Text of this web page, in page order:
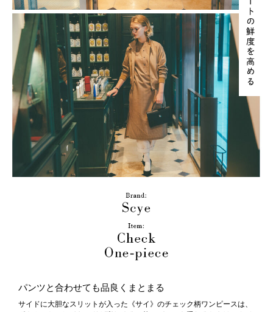
パンツと合わせても品良くまとまる
サイドに大胆なスリットが入った《サイ》のチェック柄ワンピースは、